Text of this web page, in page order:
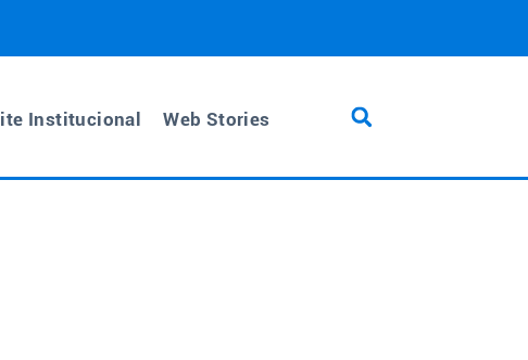
Institucional Web Stories